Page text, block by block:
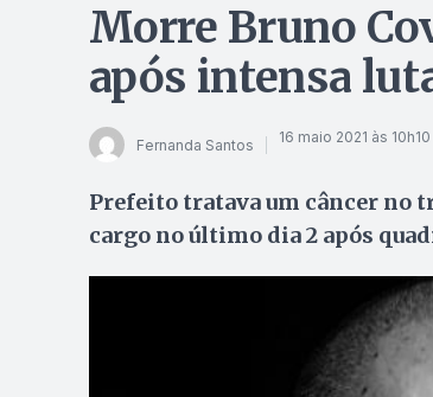
Morre Bruno
após intensa
Fernanda Santos 16 maio 2021 às 10h10
Prefeito tratava um câncer no
cargo no último dia 2 após